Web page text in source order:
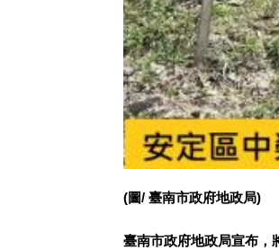
(圖/ 臺南市政府地政局)
臺南市政府地政局宣布，